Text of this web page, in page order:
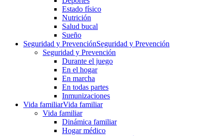
Estado físico
Nutrición
Salud bucal
Sueño
Seguridad y PrevenciónSeguridad y Prevención
Seguridad y Prevención
Durante el juego
En el hogar
En marcha
En todas partes
Inmunizaciones
Vida familiarVida familiar
Vida familiar
Dinámica familiar
Hogar médico